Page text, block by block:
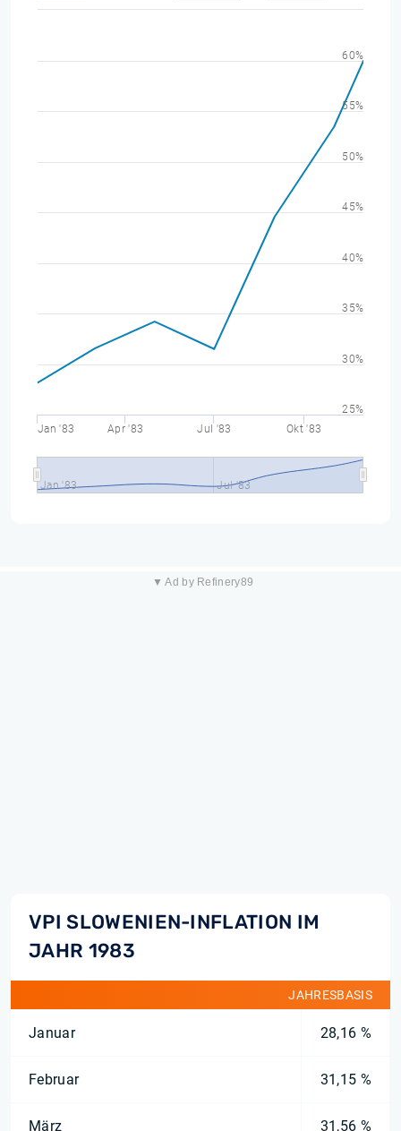
Jan '83 Apr '83 Jul '83 Okt '83
Jan '83 Jul '83
25%
30%
35%
40%
45%
50%
55%
60%
▼ Ad by Refinery89
VPI SLOWENIEN-INFLATION IM
JAHR 1983
JAHRESBASIS
Januar 28,16 %
Februar 31,15 %
März 31,56 %